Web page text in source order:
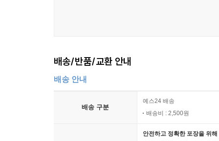
배송/반품/교환 안내
배송 안내
배송 구분
예스24 배송
배송비 : 2,500원
안전하고 정확한 포장을 위